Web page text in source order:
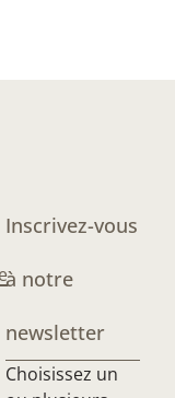
Inscrivez-vous
à notre
newsletter
Choisissez un